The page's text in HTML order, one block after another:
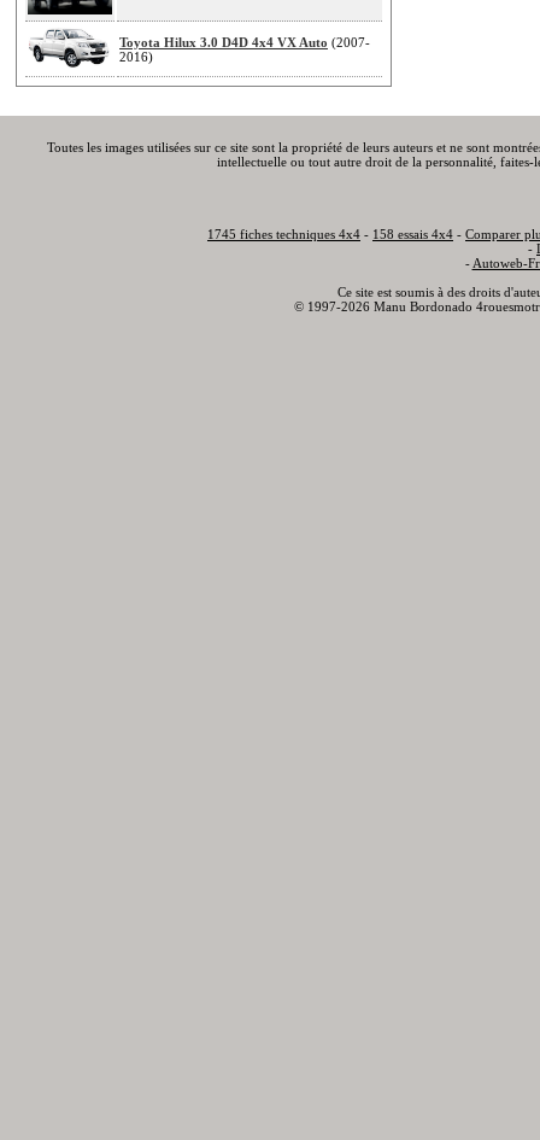
Toyota Hilux 3.0 D4D 4x4 VX Auto (2007-
2016)
Toutes les images utilisées sur ce site sont la propriété de leurs auteurs et ne sont
intellectuelle ou tout autre droit de la personnalité,
1745 fiches techniques 4x4 - 158 essais 4x4 - Comparer
-
- Autoweb-
Ce site est soumis à des droits
© 1997-2026 Manu Bordonado